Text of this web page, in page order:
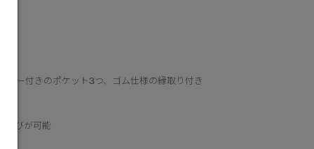
パー付きのポケット3つ、ゴム仕様の縁取り付き
運びが可能